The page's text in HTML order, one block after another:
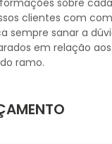
sobre
clientes com
sempre sanar a
em relação aos
ramo.